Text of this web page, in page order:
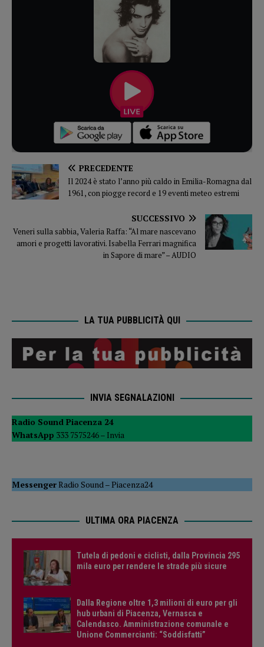
PRECEDENTE
Il 2024 è stato l’anno più caldo in Emilia-Romagna dal
1961, con piogge record e 19 eventi meteo estremi
SUCCESSIVO
Veneri sulla sabbia, Valeria Raffa: “Al mare nascevano
amori e progetti lavorativi. Isabella Ferrari magnifica
in Sapore di mare” – AUDIO
LA TUA PUBBLICITÀ QUI
INVIA SEGNALAZIONI
Radio Sound Piacenza 24
WhatsApp 333 7575246 – Invia
MessengerRadio Sound–Piacenza24
ULTIMA ORA PIACENZA
Tutela di pedoni e ciclisti, dalla Provincia 295
mila euro per rendere le strade più sicure
Dalla Regione oltre 1,3 milioni di euro per gli
hub urbani di Piacenza, Vernasca e
Calendasco. Amministrazione comunale e
Unione Commercianti: “Soddisfatti”